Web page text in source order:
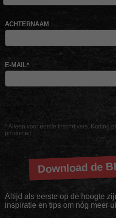
* Alleen voor eerste inschrijvers. Korting
producten
ACHTERNAAM
E-MAIL*
Download de
Altijd als eerste op de hoogte
inspiratie en tips om nóg meer